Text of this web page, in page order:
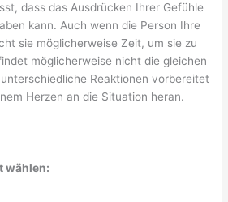
dass das Ausdrücken Ihrer Gefühle
kann. Auch wenn die Person Ihre
sie möglicherweise Zeit, um sie zu
möglicherweise nicht die gleichen
Reaktionen vorbereitet
Herzen an die Situation heran.
wählen: